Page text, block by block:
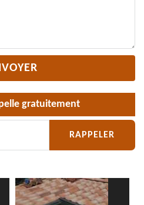
gratuitement